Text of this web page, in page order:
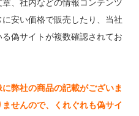
、社内などの情報コンテンツ
安い価格で販売したり、当社
偽サイトが複数確認されてお
弊社の商品の記載がございま
せんので、くれぐれも偽サイ